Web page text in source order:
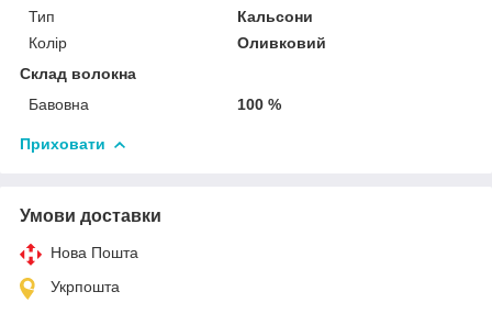
Тип
Кальсони
Колір
Оливковий
Склад волокна
Бавовна
100 %
Приховати
Умови доставки
Нова Пошта
Укрпошта